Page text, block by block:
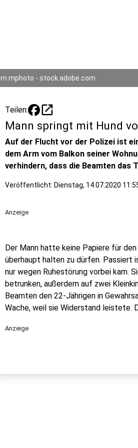
m.mphoto - stock.adobe.com
Teilen: open_in_new
Mann springt mit Hund
Auf der Flucht vor der Polizei ist
dem Arm vom Balkon seiner
verhindern, dass die Beamten das
Veröffentlicht: Dienstag, 14.07.2020
Anzeige
Der Mann hatte keine Papiere für
überhaupt halten zu dürfen. Passiert
nur wegen Ruhestörung vorbei kam.
betrunken, außerdem auf zwei
Beamten den 22-Jährigen in
Wache, weil sie Widerstand leistete.
Anzeige